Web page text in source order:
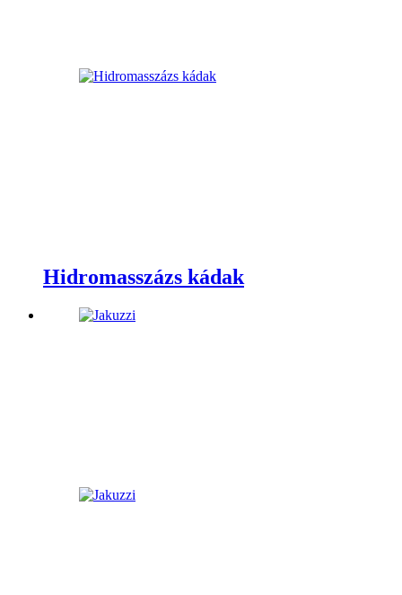
Hidromasszázs kádak